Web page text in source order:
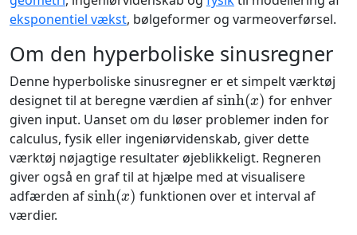
eksponentiel vækst, bølgeformer og varmeoverførsel.
Om den hyperboliske sinusregner
Denne hyperboliske sinusregner er et simpelt værktøj
designet til at beregne værdien af
sinh(x)
for enhver
given input. Uanset om du løser problemer inden for
calculus, fysik eller ingeniørvidenskab, giver dette
værktøj nøjagtige resultater øjeblikkeligt. Regneren
giver også en graf til at hjælpe med at visualisere
adfærden af
sinh(x)
funktionen over et interval af
værdier.